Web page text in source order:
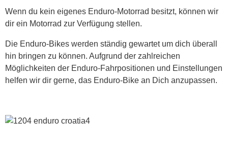
Wenn du kein eigenes Enduro-Motorrad besitzt, können wir
dir ein Motorrad zur Verfügung stellen.
Die Enduro-Bikes werden ständig gewartet um dich überall
hin bringen zu können. Aufgrund der zahlreichen
Möglichkeiten der Enduro-Fahrpositionen und Einstellungen
helfen wir dir gerne, das Enduro-Bike an Dich anzupassen.